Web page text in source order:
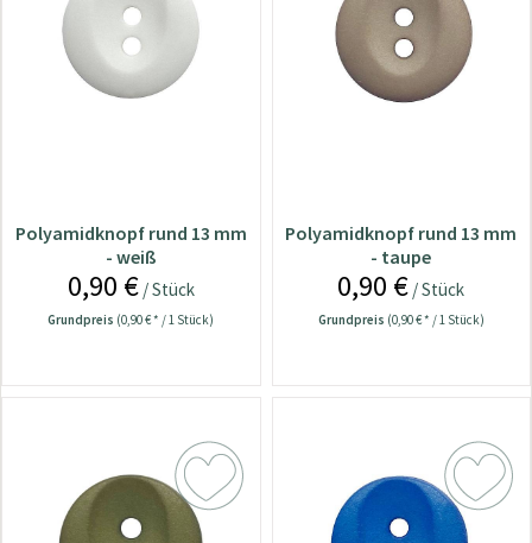
Polyamidknopf rund 13 mm
- weiß
0,90 €/ Stück
Grundpreis (0,90 € * / 1 Stück)
Polyamidknopf rund 13 mm
- taupe
0,90 € / Stück
Grundpreis (0,90 € * / 1 Stück)